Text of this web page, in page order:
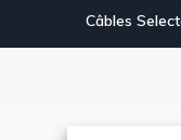
Câbles